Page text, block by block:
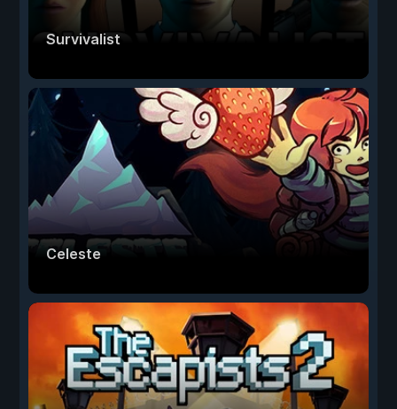
Survivalist
Celeste